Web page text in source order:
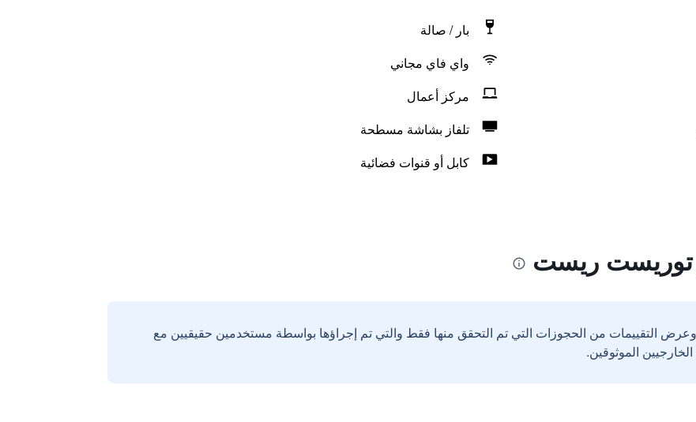
بار / صالة
واي فاي مجاني
مركز أعمال
تلفاز بشاشة مسطحة
كابل أو قنوات فضائية
توريست ريست
التقييمات من الحجوزات التي تم التحقق منها فقط والتي تم إجراؤها بواسطة مستخدمين حقيقيين مع